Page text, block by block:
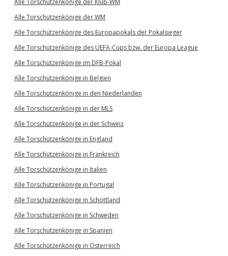
Alle Torschützenkönige der Klub-WM
Alle Torschützenkönige der WM
Alle Torschützenkönige des Europapokals der Pokalsieger
Alle Torschützenkönige des UEFA-Cups bzw. der Europa League
Alle Torschützenkönige im DFB-Pokal
Alle Torschützenkönige in Belgien
Alle Torschützenkönige in den Niederlanden
Alle Torschützenkönige in der MLS
Alle Torschützenkönige in der Schweiz
Alle Torschützenkönige in England
Alle Torschützenkönige in Frankreich
Alle Torschützenkönige in Italien
Alle Torschützenkönige in Portugal
Alle Torschützenkönige in Schottland
Alle Torschützenkönige in Schweden
Alle Torschützenkönige in Spanien
Alle Torschützenkönige in Österreich